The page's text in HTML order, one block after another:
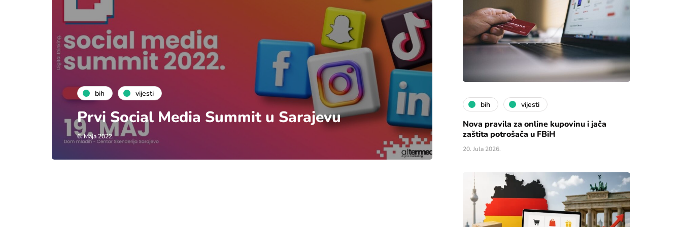
bih vijesti
Prvi Social Media Summit u Sarajevu
6. Maja 2022.
bih vijesti
Nova pravila za online kupovinu i jača
zaštita potrošača u FBiH
20. Jula 2026.